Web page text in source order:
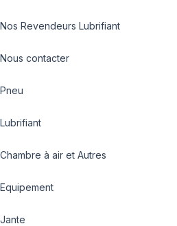
Nos Revendeurs Lubrifiant
Nous contacter
Pneu
Lubrifiant
Chambre à air et Autres
Equipement
Jante